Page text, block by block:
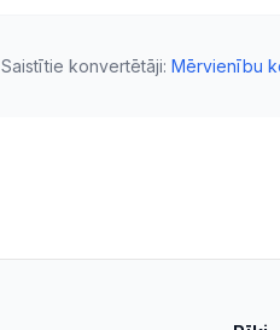
Saistītie konvertētāji: Mērvienību